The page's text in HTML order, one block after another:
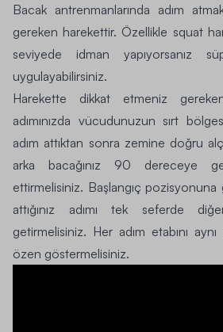
Bacak antrenmanlarında adım
gereken harekettir. Özellikle squat
seviyede idman yapıyorsanız
uygulayabilirsiniz.
Harekette dikkat etmeniz
adımınızda vücudunuzun sırt
adım attıktan sonra zemine doğru
arka bacağınız 90 dereceye
ettirmelisiniz. Başlangıç
attığınız adımı tek seferde
getirmelisiniz. Her adım etabını
özen göstermelisiniz.